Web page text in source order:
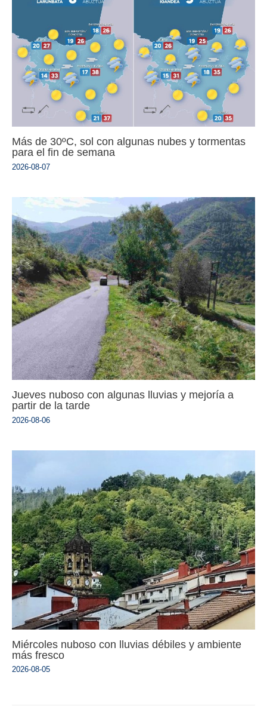
Más de 30ºC, sol con algunas nubes y tormentas
para el fin de semana
2026-08-07
Jueves nuboso con algunas lluvias y mejoría a
partir de la tarde
2026-08-06
Miércoles nuboso con lluvias débiles y ambiente
más fresco
2026-08-05